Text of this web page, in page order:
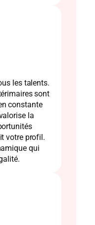
les talents.
sont
constante
la
votre profil.
qui